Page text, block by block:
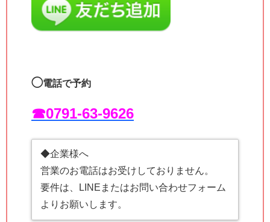
◯電話で予約
☎︎0791-63-9626
◆企業様へ
営業のお電話はお受けしておりません。
要件は、LINEまたはお問い合わせフォーム
よりお願いします。